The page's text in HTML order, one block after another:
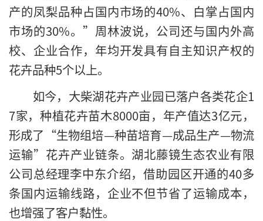
产的凤梨品种占国内市场的40%、白掌占国内
市场的30%。”周林波说，公司还与国内外高
校、企业合作，年均开发具有自主知识产权的
花卉品种5个以上。
如今，大柴湖花卉产业园已落户各类花企1
7家，种植花卉苗木8000亩，年产值达3亿元，
形成了“生物组培—种苗培育—成品生产—物流
运输”花卉产业链条。湖北藤镜生态农业有限
公司总经理李中东介绍，借助园区开通的40多
条国内运输线路，企业不但节省了运输成本，
也增强了客户黏性。